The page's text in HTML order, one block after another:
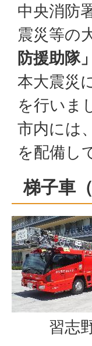
中央消防
震災等の
防援助隊」
本大震災
を行いま
市内には
を配備し
梯子車
習志野